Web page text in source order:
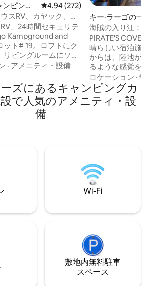
ピング
レビュー272件、5つ星中4.94つ
4.94 (272)
スRV、カヤック、ビ
、プール
、24時間セキュリテ
Kampground and
ト# 19。ロフトにク
リビングルームにソフ
ラウンジ、フルキッ
州立公園、深海釣り、
ーケルチャーター
徒歩圏内です。 約40
トの美しい景観のプ
· アメニティ・設備
キー·ラーゴの一
海賊の入り江：海
り、景色
PIRATE'S COVE
晴らしい宿泊施設
からは、陸地が見
るような感覚を得
分だけのプライ
みください。1ベ
ダークリーク、
トレーラー、キン
釣り。最大定員は
まれます。お気に
す。
ロケーション ·静
ズにあるキャンピングカ
で人気のアメニティ・設
備
Wi-Fi
敷地内無料駐⁠車
ス⁠ペ⁠ー⁠ス